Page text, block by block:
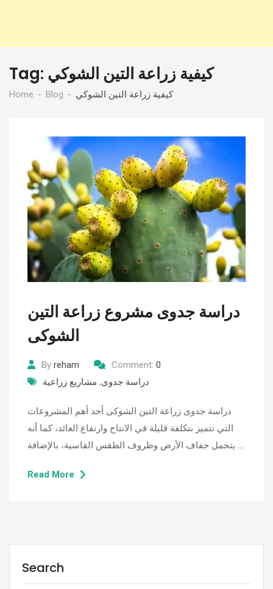
Tag: كيفية زراعة التين الشوكي
Home Blog كيفية زراعة التين الشوكي
دراسة جدوى مشروع زراعة التين
الشوكى
By reham Comment: 0
دراسة جدوى, مشاريع زراعية
دراسة جدوى زراعة التين الشوكى أحد أهم المشروعات
التي تتميز بتكلفة قليلة في الانتاح وارتفاع العائد، كما أنه
يتحمل جفاف الأرض وظروف الطقس القاسية، بالإضافة …
Read More
Search